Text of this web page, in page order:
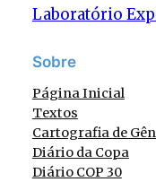
Laboratório
Sobre
Página Inicial
Textos
Cartografia de
Diário da Copa
Diário COP 30